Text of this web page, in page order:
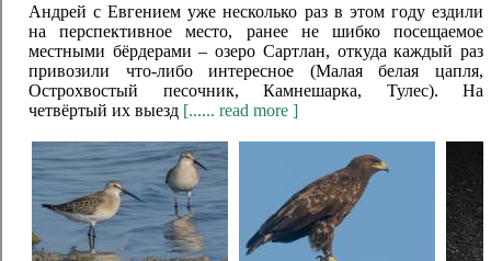
Андрей с Евгением уже несколько раз в этом году ездили
на перспективное место, ранее не шибко посещаемое
местными бёрдерами – озеро Сартлан, откуда каждый раз
привозили что-либо интересное (Малая белая цапля,
Острохвостый песочник, Камнешарка, Тулес). На
четвёртый их выезд [...... read more ]